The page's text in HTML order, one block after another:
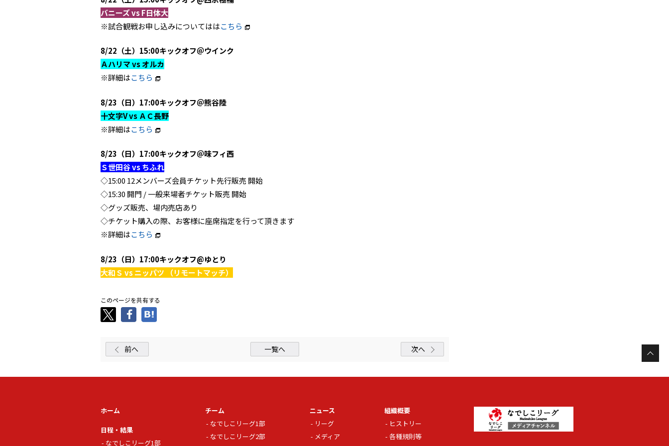
バニーズ vs F日体大
※試合観戦お申し込みについてははこちら
8/22（土）15:00キックオフ＠ウインク
Ａハリマ vs オルカ
※詳細はこちら
8/23（日）17:00キックオフ＠熊谷陸
十文字V vs ＡＣ長野
※詳細はこちら
8/23（日）17:00キックオフ＠味フィ西
Ｓ世田谷 vs ちふれ
◇15:00 12メンバーズ会員チケット先行販売 開始
◇15:30 開門 / 一般来場者チケット販売 開始
◇グッズ販売、場内売店あり
◇チケット購入の際、お客様に座席指定を行って頂きます
※詳細はこちら
8/23（日）17:00キックオフ@ゆとり
大和Ｓ vs ニッパツ （リモートマッチ）
このページを共有する
前へ 一覧へ 次へ
ホーム
日程・結果
なでしこリーグ1部
チーム
なでしこリーグ1部
なでしこリーグ2部
ニュース
リーグ
メディア
組織概要
ヒストリー
各種規則等